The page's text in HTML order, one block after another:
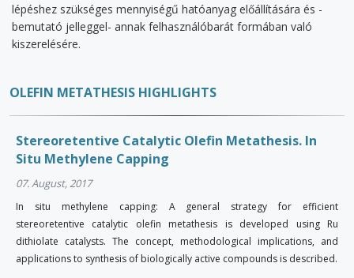
lépéshez szükséges mennyiségű hatóanyag előállítására és -
bemutató jelleggel- annak felhasználóbarát formában való
kiszerelésére.
OLEFIN METATHESIS HIGHLIGHTS
Stereoretentive Catalytic Olefin Metathesis. In
Situ Methylene Capping
07. August, 2017
In situ methylene capping: A general strategy for efficient
stereoretentive catalytic olefin metathesis is developed using Ru
dithiolate catalysts. The concept, methodological implications, and
applications to synthesis of biologically active compounds is described.